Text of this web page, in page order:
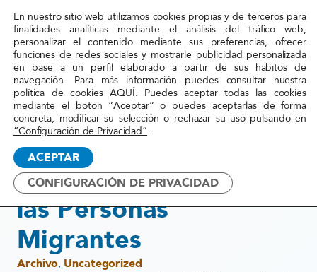
Red
Acoge
Inicio»Actualidad» Día Internacional de las
Personas Migrantes
18 diciembre, 2021
Día Internacional de
las Personas
Migrantes
Archivo, Uncategorized
En nuestro sitio web utilizamos cookies propias y de terceros para
finalidades analíticas mediante el análisis del tráfico web,
personalizar el contenido mediante sus preferencias, ofrecer
funciones de redes sociales y mostrarle publicidad personalizada
en base a un perfil elaborado a partir de sus hábitos de
navegación. Para más información puedes consultar nuestra
política de cookiesAQUÍ. Puedes aceptar todas las cookies
mediante el botón “Aceptar” o puedes aceptarlas de forma
concreta, modificar su selección o rechazar su uso pulsando en
“Configuración de Privacidad”.
ACEPTAR
CONFIGURACIÓN DE PRIVACIDAD